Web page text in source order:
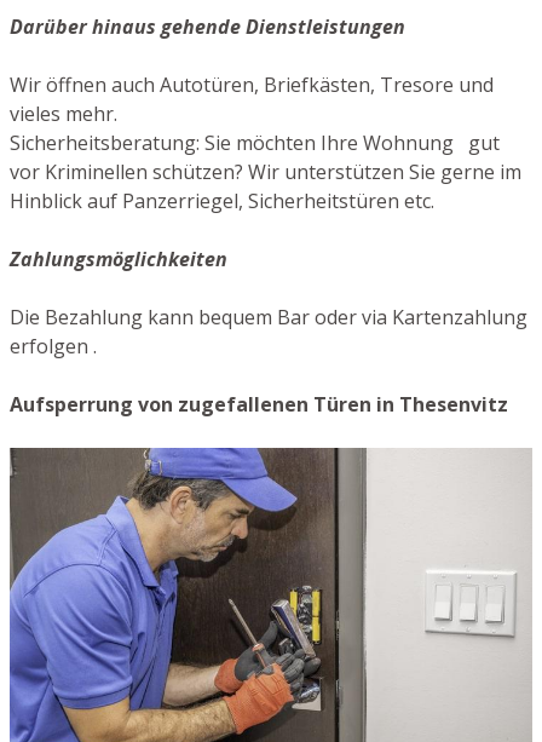
Darüber hinaus gehende Dienstleistungen
Wir öffnen auch Autotüren, Briefkästen, Tresore und
vieles mehr.
Sicherheitsberatung: Sie möchten Ihre Wohnung gut
vor Kriminellen schützen? Wir unterstützen Sie gerne im
Hinblick auf Panzerriegel, Sicherheitstüren etc.
Zahlungsmöglichkeiten
Die Bezahlung kann bequem Bar oder via Kartenzahlung
erfolgen .
Aufsperrung von zugefallenen Türen in Thesenvitz